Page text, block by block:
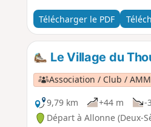
Télécharger le PDF
Le Village du
Association / Club / AMM
9,79 km
+44 m -
Départ à Allonne (Deux-